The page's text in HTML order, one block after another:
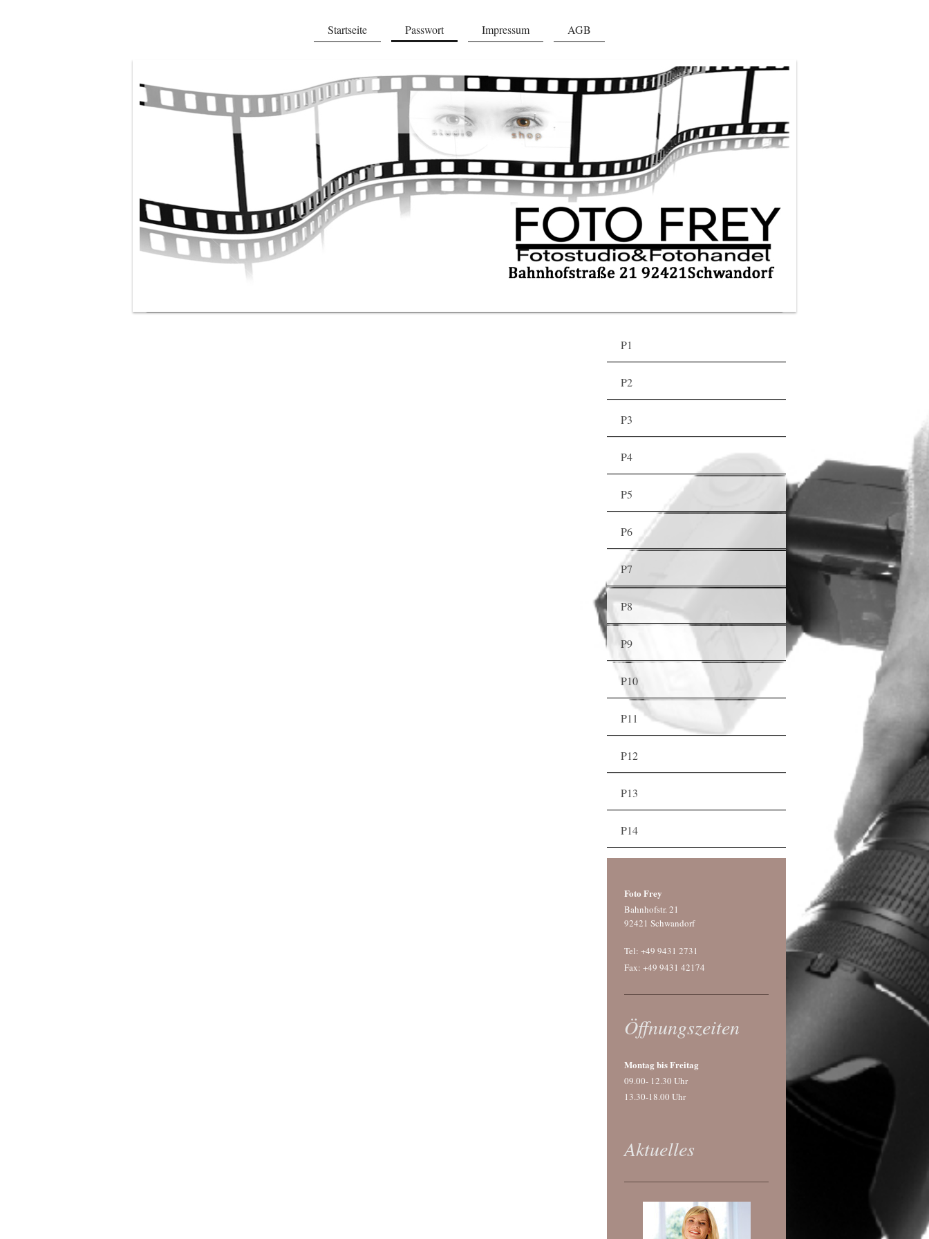
Startseite Passwort Impressum AGB
P1
P2
P3
P4
P5
P6
P7
P8
P9
P10
P11
P12
P13
P14
Foto Frey
Bahnhofstr. 21
92421 Schwandorf
Tel: +49 9431 2731
Fax: +49 9431 42174
Öffnungszeiten
Montag bis Freitag
09.00- 12.30 Uhr
13.30-18.00 Uhr
Aktuelles